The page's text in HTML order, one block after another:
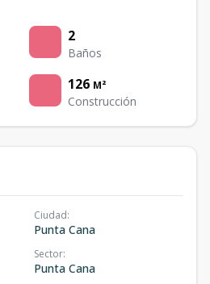
2
Baños
126 M²
Construcción
Ciudad:
Punta Cana
Sector:
Punta Cana